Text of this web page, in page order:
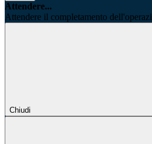
Attendere...
Attendere il completamento
Chiudi